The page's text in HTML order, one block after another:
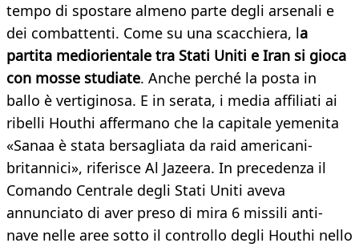
tempo di spostare almeno parte degli arsenali e
dei combattenti. Come su una scacchiera, la
partita mediorientale tra Stati Uniti e Iran si gioca
con mosse studiate. Anche perché la posta in
ballo è vertiginosa. E in serata, i media affiliati ai
ribelli Houthi affermano che la capitale yemenita
«Sanaa è stata bersagliata da raid americani-
britannici», riferisce Al Jazeera. In precedenza il
Comando Centrale degli Stati Uniti aveva
annunciato di aver preso di mira 6 missili anti-
nave nelle aree sotto il controllo degli Houthi nello